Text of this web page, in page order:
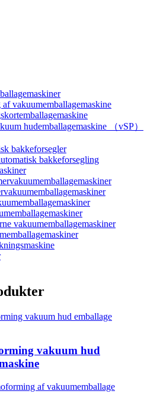
vakuumemballagemaskine
hudemballagemaskine （vSP）
bakkeforsegler
bakkeforsegling
vakuumemballagemaskiner
vakuum hud